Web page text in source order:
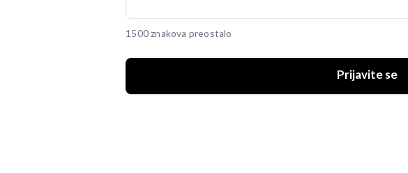
1500 znakova preostalo
Prijavite se